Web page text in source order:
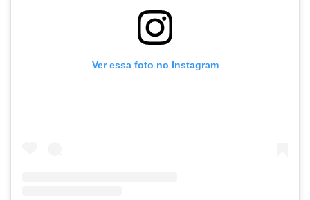
Ver essa foto no Instagram